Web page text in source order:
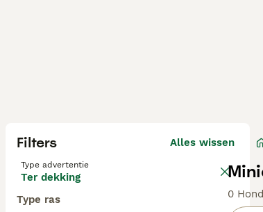
Filters Alles wissen
Type advertentie
Ter dekking
Type ras
0